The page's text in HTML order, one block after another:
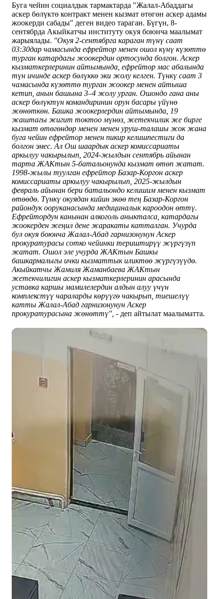
Буга чейин социалдык тармактарда "Жалал-Абаддагы
аскер бөлүктө контракт менен кызмат өтөгөн аскер адамы
жоокерди сабады" деген видео тараган. Бүгүн, 8-
сентябрда Акыйкатчы институту окуя боюнча маалымат
жарыялады. "Окуя 2-сентябрга караган түнү саат
03:30дар чамасында ефрейтор менен ошол күнү күзөттө
турган катардагы жоокердин ортосунда болгон. Аскер
кызматкерлеринин айтымында, ефрейтор мас абалында
түн ичинде аскер бөлүккө эки жолу келген. Түнкү саат 3
чамасында күзөттө турган жоокер менен айтыша
кетип, анын башына 3–4 жолу урган. Ошондо гана аны
аскер бөлүктүн командиринин орун басары үйүнө
жөнөткөн. Башка жоокерлердин айтымында, 19
жаштагы жигит токтоо мүнөз, жетекчилик же бирге
кызмат өтөгөндөр менен менен уруш-талашы жок жана
буга чейин ефрейтор менен пикир келишпестиги да
болгон эмес. Ал Ош шаардык аскер комиссариаты
аркылуу чакырылып, 2024-жылдын сентябрь айынан
тарта ЖАКтын 5-батальонунда кызмат өтөп жатат.
1998-жылы туулган ефрейтор Базар-Коргон аскер
комиссариаты аркылуу чакырылып, 2025-жылдын
февраль айынан бери батальондо келишим менен кызмат
өтөөдө. Түнкү окуядан кийин экөө тең Базар-Коргон
райондук ооруканасында медициналык кароодон өттү.
Ефрейтордун канынан алкоголь аныкталса, катардагы
жоокерден жеңил дене жаракаты катталган. Учурда
бул окуя боюнча Жалал-Абад гарнизонунун Аскер
прокуратурасы сотко чейинки териштирүү жүргүзүп
жатат. Ошол эле учурда ЖАКтын Башкы
башкармалыгы ички кызматтык иликтөө жүргүзүүдө.
Акыйкатчы Жамиля Жаманбаева ЖАКтын
жетекчилигин аскер кызматкерлеринин арасында
уставка каршы мамилелердин алдын алуу үчүн
комплекстүү чараларды көрүүгө чакырып, тиешелүү
катты Жалал-Абад гарнизонунун Аскер
прокуратурасына жөнөттү", - деп айтылат маалыматта.